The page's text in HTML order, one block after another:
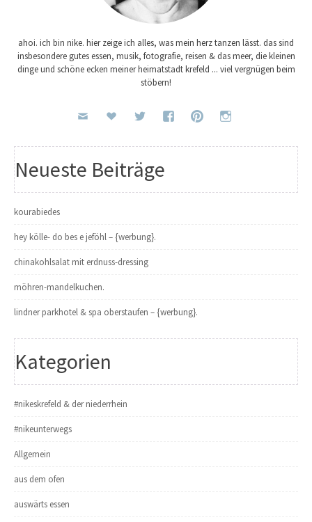
ahoi. ich bin nike. hier zeige ich alles, was mein herz tanzen lässt. das sind
insbesondere gutes essen, musik, fotografie, reisen & das meer, die kleinen
dinge und schöne ecken meiner heimatstadt krefeld ... viel vergnügen beim
stöbern!
Neueste Beiträge
kourabiedes
hey kölle- do bes e jeföhl – {werbung}.
chinakohlsalat mit erdnuss-dressing
möhren-mandelkuchen.
lindner parkhotel & spa oberstaufen – {werbung}.
Kategorien
#nikeskrefeld & der niederrhein
#nikeunterwegs
Allgemein
aus dem ofen
auswärts essen